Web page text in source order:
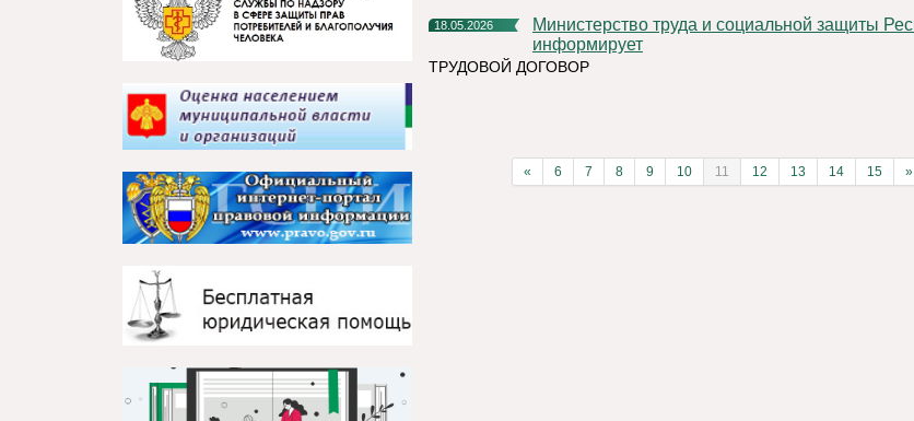
18.05.2026
Министерство труда и социальной защиты Республики Коми
информирует
ТРУДОВОЙ ДОГОВОР
« 6 7 8 9 10 11 12 13 14 15 »